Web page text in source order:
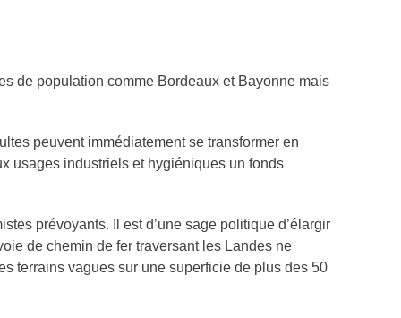
de population comme Bordeaux et Bayonne mais
peuvent immédiatement se transformer en
usages industriels et hygiéniques un fonds
prévoyants. Il est d’une sage politique d’élargir
de chemin de fer traversant les Landes ne
terrains vagues sur une superficie de plus des 50